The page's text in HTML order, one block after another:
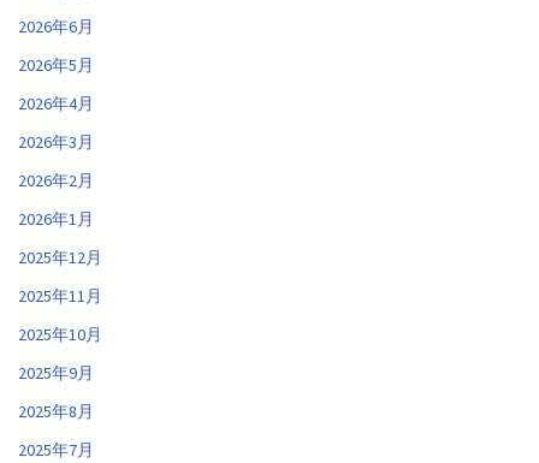
2026年6月
2026年5月
2026年4月
2026年3月
2026年2月
2026年1月
2025年12月
2025年11月
2025年10月
2025年9月
2025年8月
2025年7月